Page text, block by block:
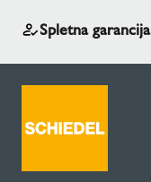
Spletna garancija